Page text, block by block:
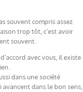
souvent compris assez
trop tôt, c’est avoir
souvent.
avec vous, il existe
dans une société
avancent dans le bon sens,